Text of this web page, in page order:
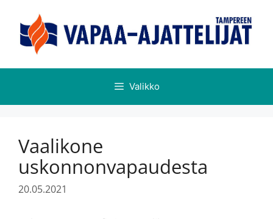
Valikko
Vaalikone
uskonnonvapaudesta
20.05.2021